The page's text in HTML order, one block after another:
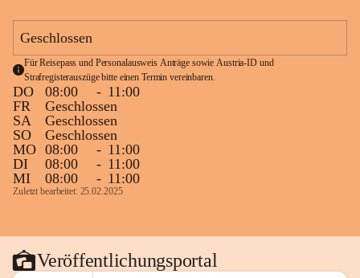
Geschlossen
Für Reisepass und Personalausweis Anträge sowie Austria-ID und
Strafregisterauszüge bitte einen Termin vereinbaren.
DO 08:00 - 11:00
FR
Geschlossen
SA
Geschlossen
SO
Geschlossen
MO 08:00 - 11:00
DI
08:00 - 11:00
MI
08:00 - 11:00
Zuletzt bearbeitet: 25.02.2025
Veröffentlichungsportal